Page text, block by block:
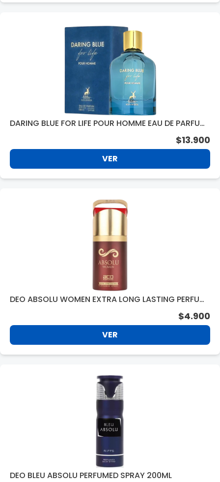
DARING BLUE FOR LIFE POUR HOMME EAU DE PARFUM
$13.900
VER
DEO ABSOLU WOMEN EXTRA LONG LASTING PERFUM
$4.900
VER
DEO BLEU ABSOLU PERFUMED SPRAY 200ML